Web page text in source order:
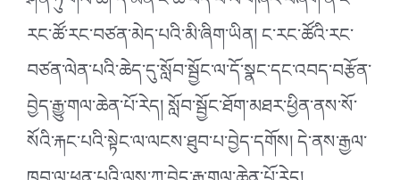
རང་ཚོ་རང་བཙན་མེད་པའི་མི་ཞིག་ཡིན། ང་རང་ཚོའི་རང་
བཙན་ལེན་པའི་ཆེད་དུ་སློབ་སྦྱོང་ལ་དོ་སྣང་དང་འབད་བརྩོན་
བྱེད་རྒྱུ་གལ་ཆེན་པོ་རེད། སློབ་སྦྱོང་ཐོག་མཐར་ཕྱིན་ནས་སོ་
སོའི་རྐང་པའི་སྟེང་ལ་ལངས་ཐུབ་པ་བྱེད་དགོས། དེ་ནས་རྒྱལ་